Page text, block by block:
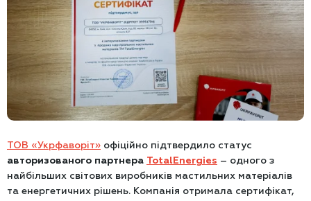
ТОВ «Укрфаворіт» офіційно підтвердило статус
авторизованого партнера TotalEnergies – одного з
найбільших світових виробників мастильних матеріалів
та енергетичних рішень. Компанія отримала сертифікат,